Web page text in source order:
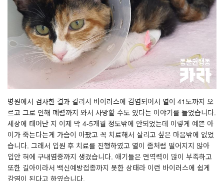
병원에서 검사한 결과 칼리시 바이러스에 감염되어서 열이 41도까지 오
르고 그로 인해 폐렴까지 와서 사망할 수도 있다는 이야기를 들었습니다.
세상에 태어난 지 이제 막 4-5개월 정도밖에 안되었는데 이렇게 예쁜 아
이가 죽는다는게 가슴이 아팠고 꼭 치료해서 살리고 싶은 마음밖에 없었
습니다. 그래서 입원 후 치료를 진행하였고 열이 좀처럼 떨어지지 않아
입안 혀에 구내염증까지 생겼습니다. 애기들은 면역력이 많이 부족하고
또한 길아이라서 백신예방접종까지 못한 상태라 이런 바이러스에 쉽게
감염이 된다고 하였습니다.